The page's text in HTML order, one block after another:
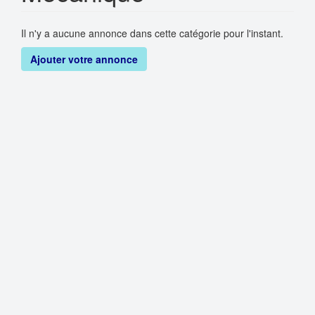
Il n'y a aucune annonce dans cette catégorie pour l'instant.
Ajouter votre annonce